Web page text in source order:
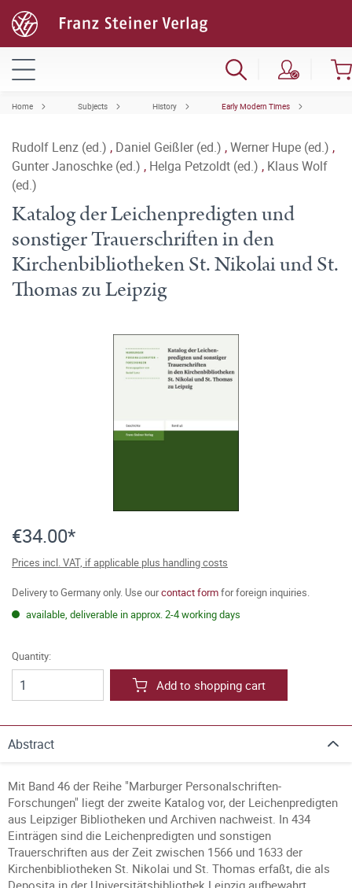
Home Subjects History Early Modern Times
Rudolf Lenz (ed.) , Daniel Geißler (ed.) ,Werner Hupe (ed.) ,
Gunter Janoschke (ed.) , Helga Petzoldt (ed.) , Klaus Wolf
(ed.)
Katalog der Leichenpredigten und
sonstiger Trauerschriften in den
Kirchenbibliotheken St. Nikolai und St.
Thomas zu Leipzig
€34.00*
Prices incl. VAT, if applicable plus handling costs
Delivery to Germany only. Use ourcontact formfor foreign inquiries.
available, deliverable in approx. 2-4 working days
Quantity:
Add to shopping cart
Abstract
Mit Band 46 der Reihe "Marburger Personalschriften-
Forschungen" liegt der zweite Katalog vor, der Leichenpredigten
aus Leipziger Bibliotheken und Archiven nachweist. In 434
Einträgen sind die Leichenpredigten und sonstigen
Trauerschriften aus der Zeit zwischen 1566 und 1633 der
Kirchenbibliotheken St. Nikolai und St. Thomas erfaßt, die als
Deposita in der Universitätsbibliothek Leipzig aufbewahrt